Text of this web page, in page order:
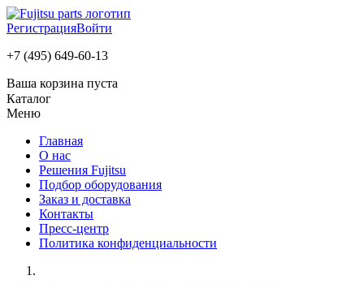
РегистрацияВойти
+7 (495) 649-60-13
Ваша корзина пуста
Каталог
Меню
Главная
О нас
Решения Fujitsu
Подбор оборудования
Заказ и доставка
Контакты
Пресс-центр
Политика конфиденциальности